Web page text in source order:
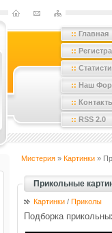
:: Главная
::
::
:: Наш
::
:: RSS 2.0
Мистерия » Картинки »
Прикольные
Картинки / Приколы
Подборка